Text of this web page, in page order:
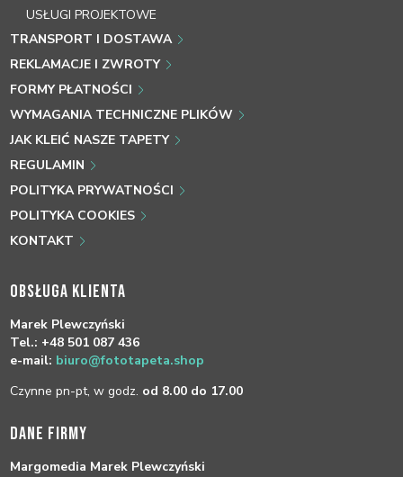
USŁUGI PROJEKTOWE
TRANSPORT I DOSTAWA
REKLAMACJE I ZWROTY
FORMY PŁATNOŚCI
WYMAGANIA TECHNICZNE PLIKÓW
JAK KLEIĆ NASZE TAPETY
REGULAMIN
POLITYKA PRYWATNOŚCI
POLITYKA COOKIES
KONTAKT
OBSŁUGA KLIENTA
Marek Plewczyński
Tel.: +48 501 087 436
e-mail: biuro@fototapeta.shop
Czynne pn-pt, w godz. od 8.00 do 17.00
DANE FIRMY
Margomedia Marek Plewczyński